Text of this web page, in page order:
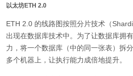
以太坊ETH 2.0
ETH 2.0 的线路图按照分片技术（
出现在数据库技术中。为了让数据库拥
力，将一个数据库（中的同一张表）拆
多个机器上，让执行能力成倍地提升。